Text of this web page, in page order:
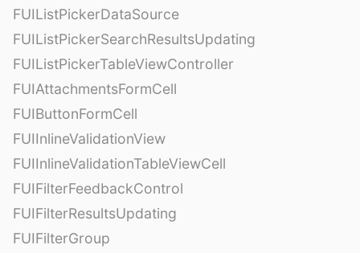
FUIListPickerDataSource
FUIListPickerSearchResultsUpdating
FUIListPickerTableViewController
FUIAttachmentsFormCell
FUIButtonFormCell
FUIInlineValidationView
FUIInlineValidationTableViewCell
FUIFilterFeedbackControl
FUIFilterResultsUpdating
FUIFilterGroup